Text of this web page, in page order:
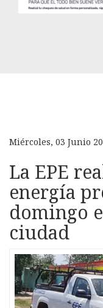
Miércoles, 03 Junio
La EPE
energía
domingo
ciudad